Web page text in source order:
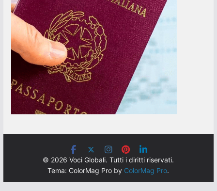
© 2026 Voci Globali. Tutti i diritti riservati.
Tema: ColorMag Pro by ColorMag Pro.